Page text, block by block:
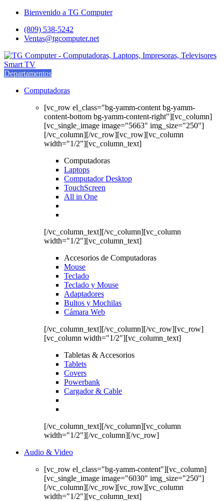
Saltar
navegación
saltar
contenido
Bienvenido a TG Computer
(809) 538-5242
Ventas@tgcomputer.net
Departamentos
Computadoras
[vc_row el_class="bg-yamm-content bg-yamm-
content-bottom bg-yamm-content-right"][vc_column]
[vc_single_image image="5663" img_size="250"]
[/vc_column][/vc_row][vc_row][vc_column
width="1/2"][vc_column_text]
Computadoras
Laptops
Computador Desktop
TouchScreen
All in One
[/vc_column_text][/vc_column][vc_column
width="1/2"][vc_column_text]
Accesorios de Computadoras
Mouse
Teclado
Teclado y Mouse
Adaptadores
Bultos y Mochilas
Cámara Web
[/vc_column_text][/vc_column][/vc_row][vc_row]
[vc_column width="1/2"][vc_column_text]
Tabletas & Accesorios
Tablets
Covers
Powerbank
Cargador & Cable
[/vc_column_text][/vc_column][vc_column
width="1/2"][/vc_column][/vc_row]
Audio & Video
[vc_row el_class="bg-yamm-content"][vc_column]
[vc_single_image image="6030" img_size="250"]
[/vc_column][/vc_row][vc_row][vc_column
width="1/2"][vc_column_text]